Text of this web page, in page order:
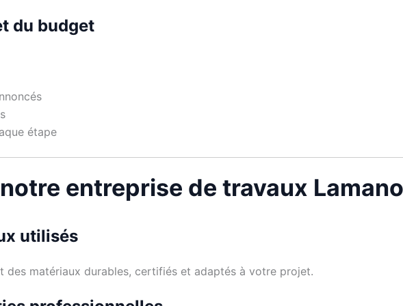
du budget
étape
entreprise de travaux
utilisés
des matériaux durables, certifiés et adaptés à votre projet.